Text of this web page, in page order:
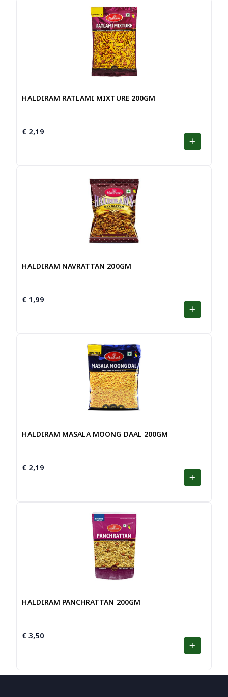
HALDIRAM RATLAMI MIXTURE 200GM
€ 2,19
HALDIRAM NAVRATTAN 200GM
€ 1,99
HALDIRAM MASALA MOONG DAAL 200GM
€ 2,19
HALDIRAM PANCHRATTAN 200GM
€ 3,50